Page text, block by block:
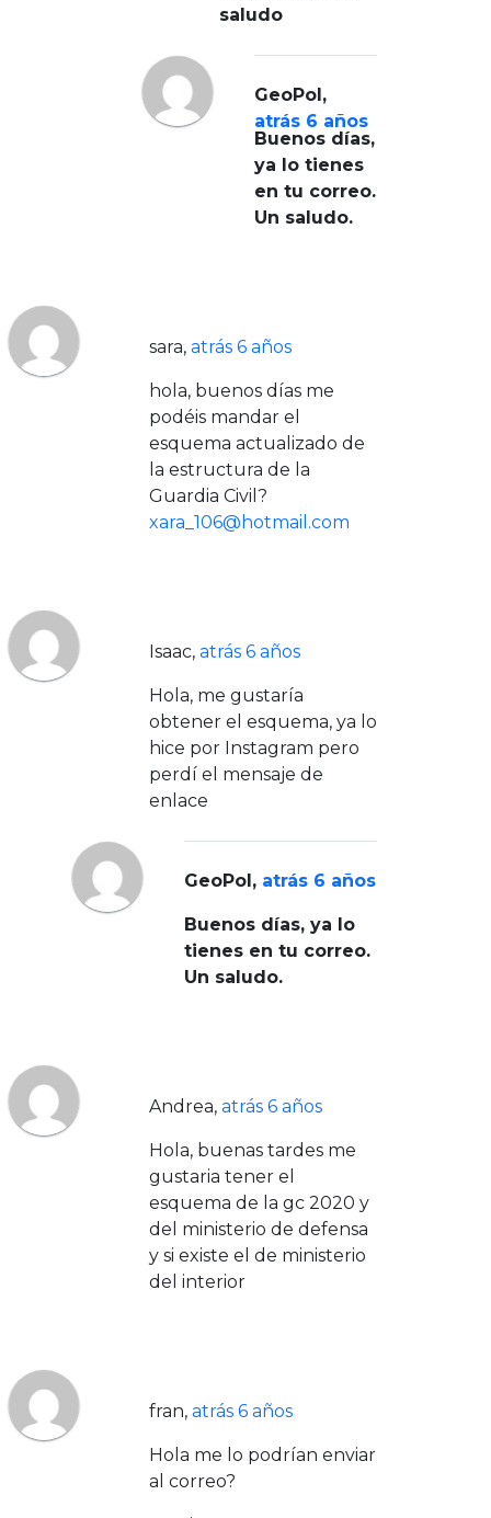
saludo
GeoPol,
atrás 6 años
Buenos días,
ya lo tienes
en tu correo.
Un saludo.
sara, atrás 6 años
hola, buenos días me
podéis mandar el
esquema actualizado de
la estructura de la
Guardia Civil?
xara_106@hotmail.com
Isaac, atrás 6 años
Hola, me gustaría
obtener el esquema, ya lo
hice por Instagram pero
perdí el mensaje de
enlace
GeoPol, atrás 6 años
Buenos días, ya lo
tienes en tu correo.
Un saludo.
Andrea, atrás 6 años
Hola, buenas tardes me
gustaria tener el
esquema de la gc 2020 y
del ministerio de defensa
y si existe el de ministerio
del interior
fran, atrás 6 años
Hola me lo podrían enviar
al correo?